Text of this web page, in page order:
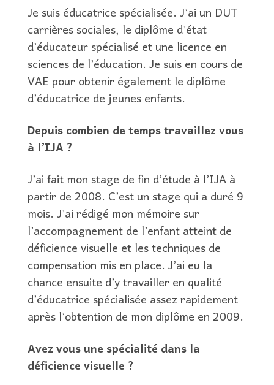
Je suis éducatrice spécialisée. J’ai un DUT
carrières sociales, le diplôme d’état
d’éducateur spécialisé et une licence en
sciences de l’éducation. Je suis en cours de
VAE pour obtenir également le diplôme
d’éducatrice de jeunes enfants.
Depuis combien de temps travaillez vous
à l’IJA ?
J’ai fait mon stage de fin d’étude à l’IJA à
partir de 2008. C’est un stage qui a duré 9
mois. J’ai rédigé mon mémoire sur
l’accompagnement de l’enfant atteint de
déficience visuelle et les techniques de
compensation mis en place. J’ai eu la
chance ensuite d’y travailler en qualité
d’éducatrice spécialisée assez rapidement
après l’obtention de mon diplôme en 2009.
Avez vous une spécialité dans la
déficience visuelle ?